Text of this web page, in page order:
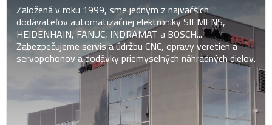
Založená v roku 1999, sme jedným z najväčších
dodávateľov automatizačnej elektroniky SIEMENS,
HEIDENHAIN, FANUC, INDRAMAT a BOSCH...
Zabezpečujeme servis a údržbu CNC, opravy veretien a
servopohonov a dodávky priemyselných náhradných dielov.